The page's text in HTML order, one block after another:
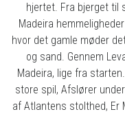
hjertet. Fra bjerget til
Madeira
hvor det gamle møder
og sand. Gennem
Madeira, lige fra
store spil, Afslører
af Atlantens stolthed, Er